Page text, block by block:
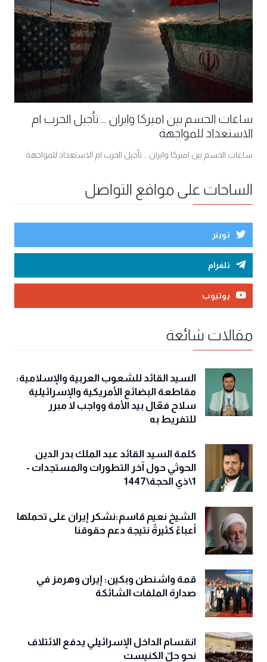
ساعات الحسم بين اميركا وايران ... تأجيل الحرب ام
الاستعداد للمواجهة
ساعات الحسم بين اميركا وايران ... تأجيل الحرب ام الاستعداد للمواجهة
الساحات على مواقع التواصل
توينر
تلغرام
يوتيوب
مقالات شائعة
السيد القائد للشعوب العربية والإسلامية:
مقاطعة البضائع الأمريكية والإسرائيلية
سلاح فعّال بيد الأمة وواجب لا مبرر
للتفريط به
كلمة السيد القائد عبد الملك بدر الدين
الحوثي حول آخر التطورات والمستجدات -
1\ذي الحجة\1447
الشيخ نعيم قاسم:نشكر إيران على تحملها
أعباءً كثيرةً نتيجة دعم حقوقنا
قمة واشنطن وبكين: إيران وهرمز في
صدارة الملفات الشائكة
انقسام الداخل الإسرائيلي يدفع الائتلاف
نحو حلّ الكنيست